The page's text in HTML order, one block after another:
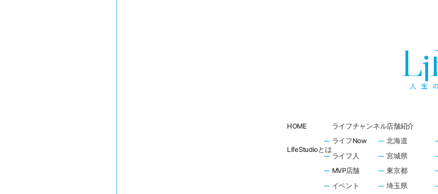
HOME
LifeStudioとは
ライフチャンネル
ライフNow
ライフ人
MVP店舗
イベント
店舗紹介
北海道
宮城県
東京都
埼玉県